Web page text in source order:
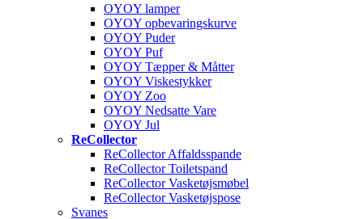
OYOY lamper
OYOY opbevaringskurve
OYOY Puder
OYOY Puf
OYOY Tæpper & Måtter
OYOY Viskestykker
OYOY Zoo
OYOY Nedsatte Vare
OYOY Jul
ReCollector
ReCollector Affaldsspande
ReCollector Toiletspand
ReCollector Vasketøjsmøbel
ReCollector Vasketøjspose
Svanes